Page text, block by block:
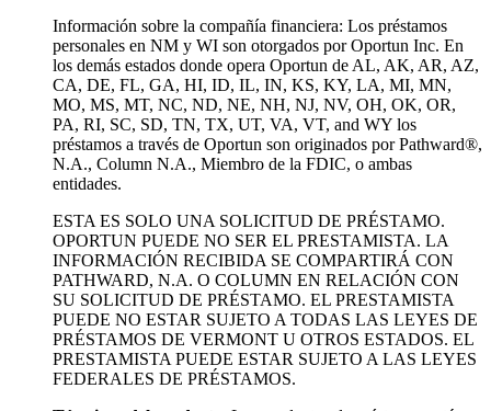
Información sobre la compañía financiera: Los préstamos
personales en NM y WI son otorgados por Oportun Inc. En
los demás estados donde opera Oportun de AL, AK, AR, AZ,
CA, DE, FL, GA, HI, ID, IL, IN, KS, KY, LA, MI, MN,
MO, MS, MT, NC, ND, NE, NH, NJ, NV, OH, OK, OR,
PA, RI, SC, SD, TN, TX, UT, VA, VT, and WY los
préstamos a través de Oportun son originados por Pathward®,
N.A., Column N.A., Miembro de la FDIC, o ambas
entidades.
ESTA ES SOLO UNA SOLICITUD DE PRÉSTAMO.
OPORTUN PUEDE NO SER EL PRESTAMISTA. LA
INFORMACIÓN RECIBIDA SE COMPARTIRÁ CON
PATHWARD, N.A. O COLUMN EN RELACIÓN CON
SU SOLICITUD DE PRÉSTAMO. EL PRESTAMISTA
PUEDE NO ESTAR SUJETO A TODAS LAS LEYES DE
PRÉSTAMOS DE VERMONT U OTROS ESTADOS. EL
PRESTAMISTA PUEDE ESTAR SUJETO A LAS LEYES
FEDERALES DE PRÉSTAMOS.